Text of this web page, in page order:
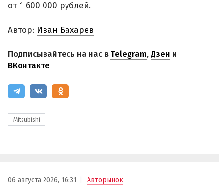
от 1 600 000 рублей.
Автор: Иван Бахарев
Подписывайтесь на нас в Telegram,Дзен и
ВКонтакте
Mitsubishi
06 августа 2026, 16:31 Авторынок